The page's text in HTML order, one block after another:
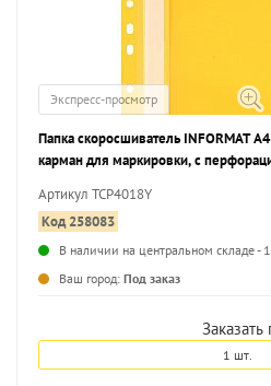
Экспресс-просмотр
Папка скоросшиватель INFORMAT
карман для маркировки, с
Артикул TCP4018Y
Код 258083
В наличии на центральном складе -
Ваш город: Под заказ
Заказать
1 шт.